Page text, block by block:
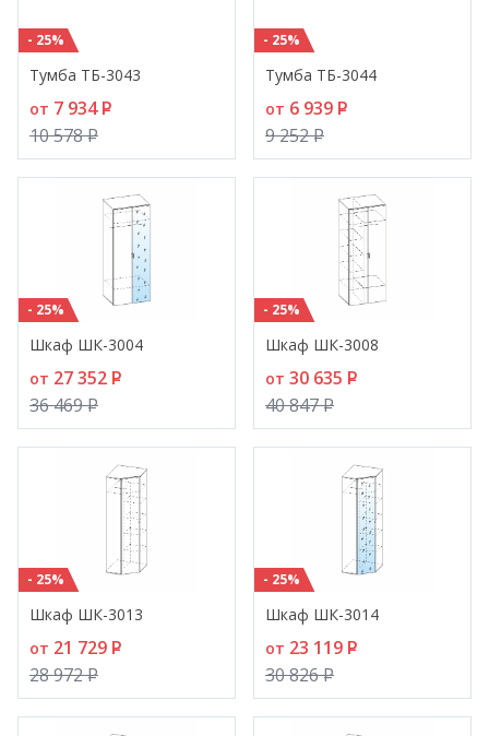
- 25%
Тумба ТБ-3043
от 7 934P
10 578P
- 25%
Тумба ТБ-3044
от 6 939 P
9 252P
- 25%
Шкаф ШК-3004
от 27 352 P
36 469P
- 25%
Шкаф ШК-3008
от 30 635 P
40 847P
- 25%
Шкаф ШК-3013
от 21 729 P
28 972P
- 25%
Шкаф ШК-3014
от 23 119 P
30 826P